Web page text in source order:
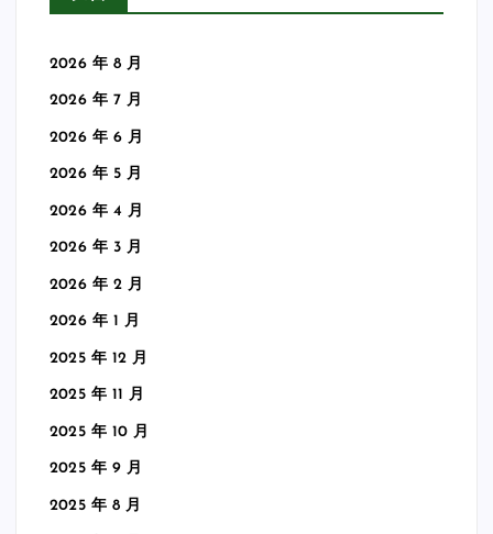
2026 年 8 月
2026 年 7 月
2026 年 6 月
2026 年 5 月
2026 年 4 月
2026 年 3 月
2026 年 2 月
2026 年 1 月
2025 年 12 月
2025 年 11 月
2025 年 10 月
2025 年 9 月
2025 年 8 月